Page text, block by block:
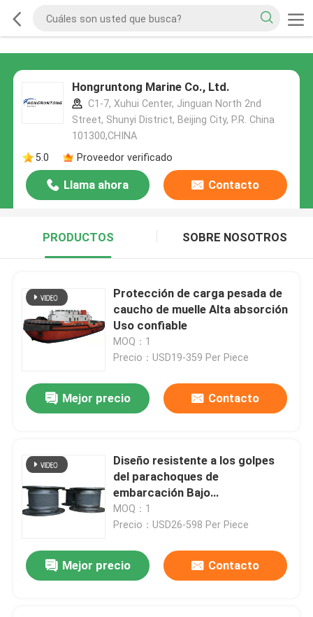
Hongruntong Marine Co., Ltd.
C1-7, Xuhui Center, Jinguan North 2nd
Street, Shunyi District, Beijing City, P.R. China
101300,CHINA
5.0
Proveedor verificado
Llama ahora Contacto
PRODUCTOS SOBRE NOSOTROS
Protección de carga pesada de
caucho de muelle Alta absorción
Uso confiable
MOQ：1
Precio：USD19-359 Per Piece
Mejor precio Contacto
Diseño resistente a los golpes
del parachoques de
embarcación Bajo
mantenimiento protege los
bordes del muelle
MOQ：1
Precio：USD26-598 Per Piece
Mejor precio Contacto